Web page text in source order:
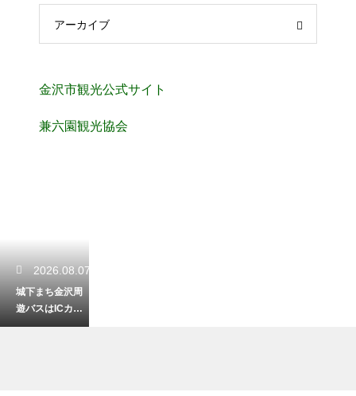
アーカイブ
金沢市観光公式サイト
兼六園観光協会
2026.08.07
城下まち金沢周
遊バスはICカー
ドが使える？他